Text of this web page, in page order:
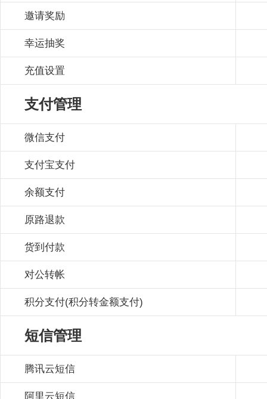
邀请奖励
幸运抽奖
充值设置
支付管理
微信支付
支付宝支付
余额支付
原路退款
货到付款
对公转帐
积分支付(积分转金额支付)
短信管理
腾讯云短信
阿里云短信